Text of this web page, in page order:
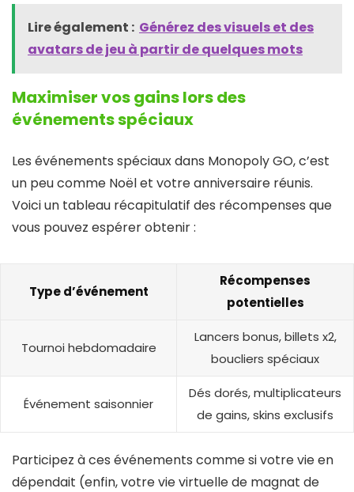
Lire également : Générez des visuels et des
avatars de jeu à partir de quelques mots
Maximiser vos gains lors des
événements spéciaux
Les événements spéciaux dans Monopoly GO, c’est
un peu comme Noël et votre anniversaire réunis.
Voici un tableau récapitulatif des récompenses que
vous pouvez espérer obtenir :
Type d’événement
Récompenses
potentielles
Tournoi hebdomadaire
Lancers bonus, billets x2,
boucliers spéciaux
Événement saisonnier
Dés dorés, multiplicateurs
de gains, skins exclusifs
Participez à ces événements comme si votre vie en
dépendait (enfin, votre vie virtuelle de magnat de